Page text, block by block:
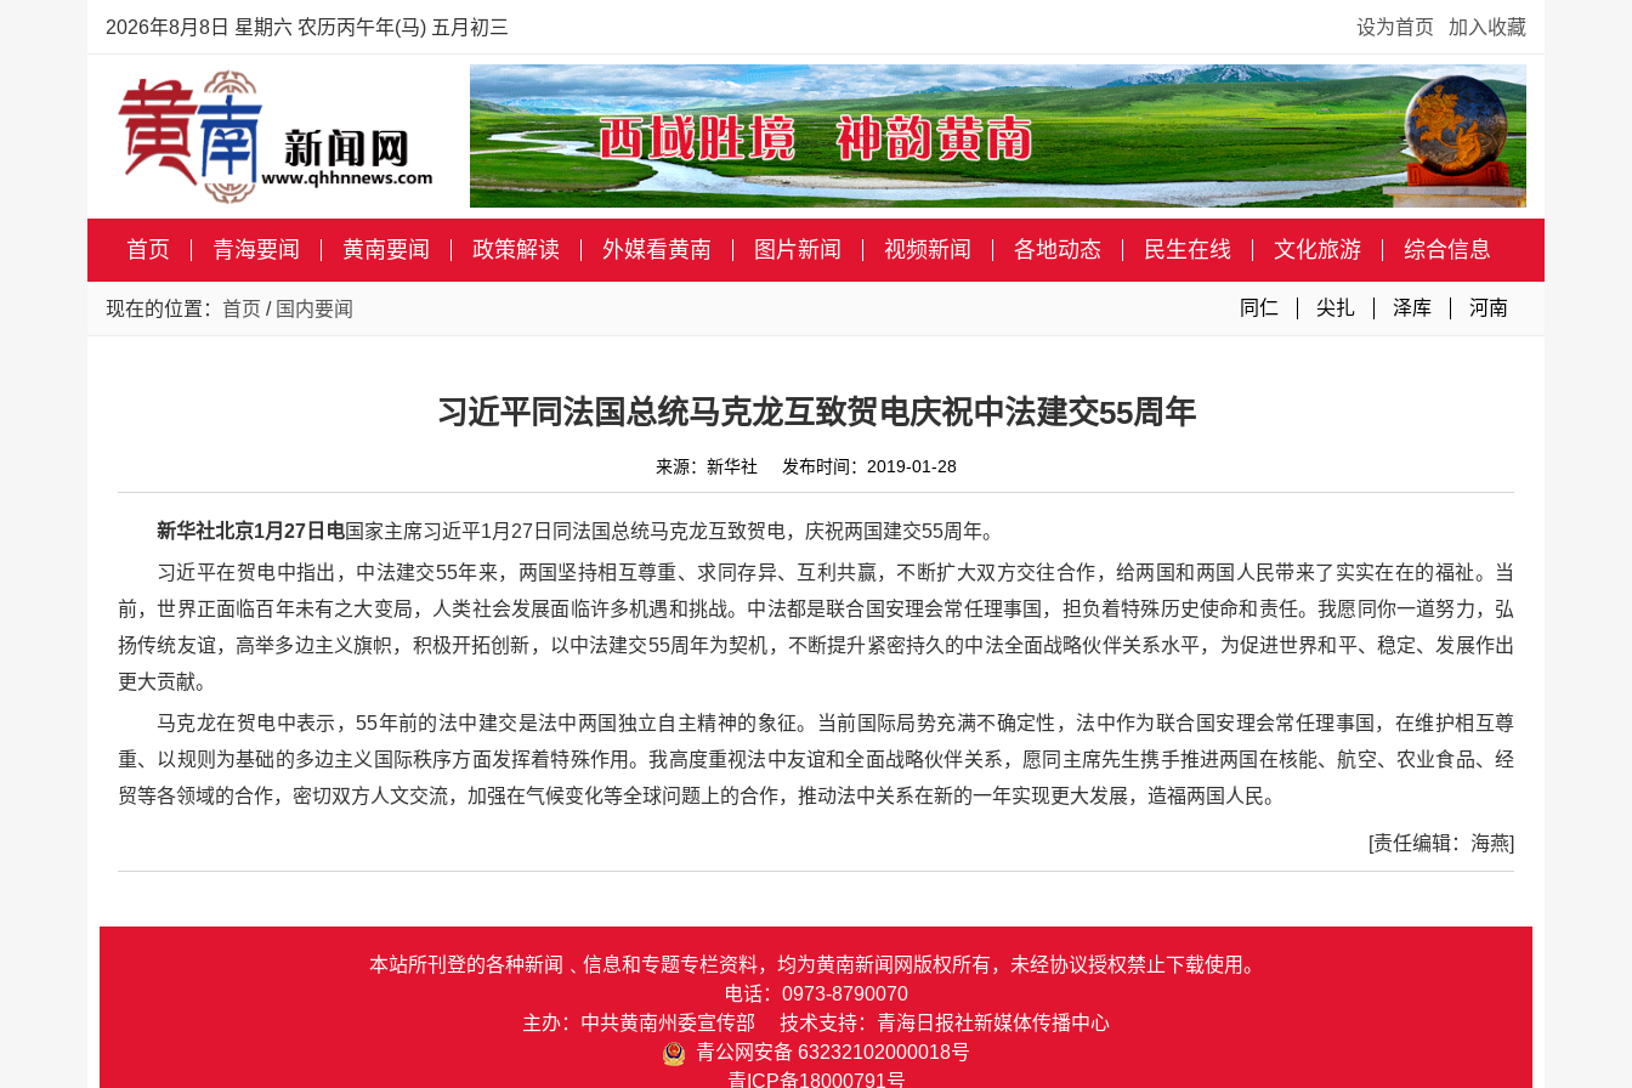
2026年8月8日 星期六 农历丙午年(马) 五月初三 设为首页 加入收藏
首页 青海要闻 黄南要闻 政策解读 外媒看黄南 图片新闻 视频新闻 各地动态 民生在线 文化旅游 综合信息
现在的位置： 首页 / 国内要闻 同仁 尖扎 泽库 河南
习近平同法国总统马克龙互致贺电庆祝中法建交55周年
来源：新华社 发布时间：2019-01-28
新华社北京1月27日电国家主席习近平1月27日同法国总统马克龙互致贺电，庆祝两国建交55周年。
习近平在贺电中指出，中法建交55年来，两国坚持相互尊重、求同存异、互利共赢，不断扩大双方交往合作，给两国和两国人民带来了实实在在的福祉。当
前，世界正面临百年未有之大变局，人类社会发展面临许多机遇和挑战。中法都是联合国安理会常任理事国，担负着特殊历史使命和责任。我愿同你一道努力，弘
扬传统友谊，高举多边主义旗帜，积极开拓创新，以中法建交55周年为契机，不断提升紧密持久的中法全面战略伙伴关系水平，为促进世界和平、稳定、发展作出
更大贡献。
马克龙在贺电中表示，55年前的法中建交是法中两国独立自主精神的象征。当前国际局势充满不确定性，法中作为联合国安理会常任理事国，在维护相互尊
重、以规则为基础的多边主义国际秩序方面发挥着特殊作用。我高度重视法中友谊和全面战略伙伴关系，愿同主席先生携手推进两国在核能、航空、农业食品、经
贸等各领域的合作，密切双方人文交流，加强在气候变化等全球问题上的合作，推动法中关系在新的一年实现更大发展，造福两国人民。
[责任编辑：海燕]
本站所刊登的各种新闻﹑信息和专题专栏资料，均为黄南新闻网版权所有，未经协议授权禁止下载使用。
电话：0973-8790070
主办：中共黄南州委宣传部 技术支持：青海日报社新媒体传播中心
青公网安备 63232102000018号
青ICP备18000791号